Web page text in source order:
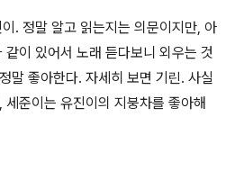
. 정말 알고 읽는지는 의문이지만, 아
이 있어서 노래 듣다보니 외우는 것
말 좋아한다. 자세히 보면 기린. 사실
준이는 유진이의 지붕차를 좋아해